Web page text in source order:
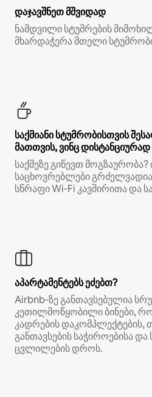
დაჯავშნეთ მშვიდად
ნამდვილი სტუმრების
მხარდაჭერა მთელი
საქმიანი სტუმრობისთვის
მათთვის, ვინც დისტანციურად
საქმეზე გიწევთ
საცხოვრებლები
სწრაფი Wi‑Fi კავშირითა და
აპარტამენტებს ეძებთ?
Airbnb‑ზე განთავსებულია
კეთილმოწყობილი ბინები,
კადრების დაკომპლექტების,
განთავსების საჭიროებისა
ცვლილების დროს.